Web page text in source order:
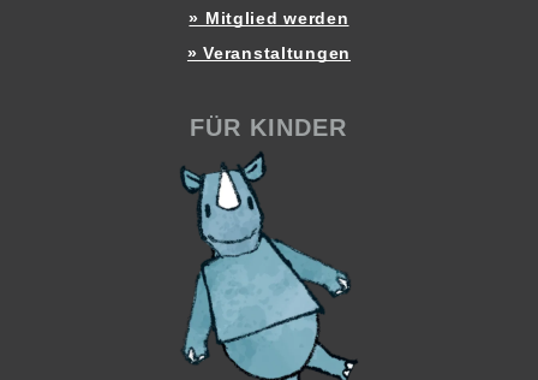
» Mitglied werden
» Veranstaltungen
FÜR KINDER